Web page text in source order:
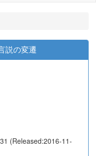
説の変遷
(Released:2016-11-